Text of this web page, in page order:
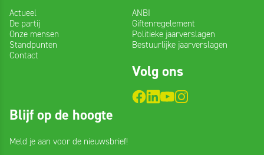
Actueel
De partij
Onze mensen
Standpunten
Contact
ANBI
Giftenregelement
Politieke jaarverslagen
Bestuurlijke jaarverslagen
Volg ons
Blijf
op
hoogte
Blijf op de hoogte
Meld je aan voor de nieuwsbrief!